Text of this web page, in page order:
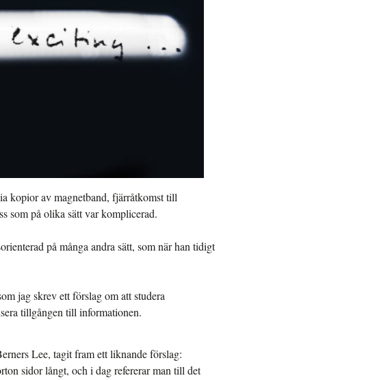
kopior av magnetband, fjärråtkomst till
som på olika sätt var komplicerad.
på många andra sätt, som när han tidigt
jag skrev ett förslag om att studera
tillgången till informationen.
Lee, tagit fram ett liknande förslag:
sidor långt, och i dag refererar man till det